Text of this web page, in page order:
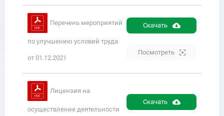
Перечень мероприятий
по улучшению условий труда
от 01.12.2021
Скачать
Посмотреть
Лицензия на
осуществление деятельности
Скачать